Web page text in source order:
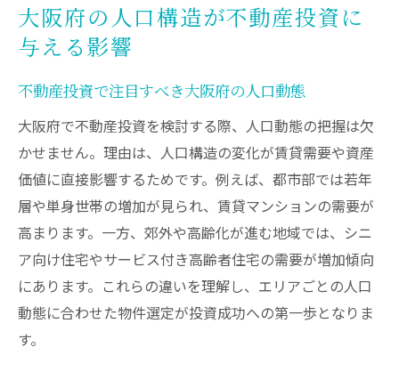
不動産バブル懸念と人口構造の関係性を解
説
資産価値が落ちない街選びと人口構成のヒ
資産価値の維持に役立つ人口動態分析法
不動産投資判断に役立つ人口構造分析の基
本
地価が上がりそうな地域を人口データで見
極める
大阪IRや大型開発と人口動態の相関を探る
将来の資産価値を守る人口動向の分析ポイ
大阪府の人口構造が不動産投資に
与える影響
不動産投資で注目すべき大阪府の人口動態
大阪府で不動産投資を検討する際、人口動態の把握は欠
かせません。理由は、人口構造の変化が賃貸需要や資産
価値に直接影響するためです。例えば、都市部では若年
層や単身世帯の増加が見られ、賃貸マンションの需要が
高まります。一方、郊外や高齢化が進む地域では、シニ
ア向け住宅やサービス付き高齢者住宅の需要が増加傾向
にあります。これらの違いを理解し、エリアごとの人口
動態に合わせた物件選定が投資成功への第一歩となりま
す。